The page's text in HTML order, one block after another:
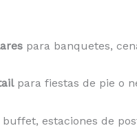
para banquetes,
para fiestas de pie o
buffet, estaciones de